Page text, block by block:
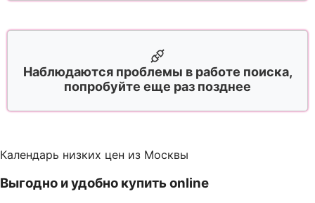
Наблюдаются проблемы в работе поиска,
попробуйте еще раз позднее
Календарь низких цен из Москвы
Выгодно и удобно купить online